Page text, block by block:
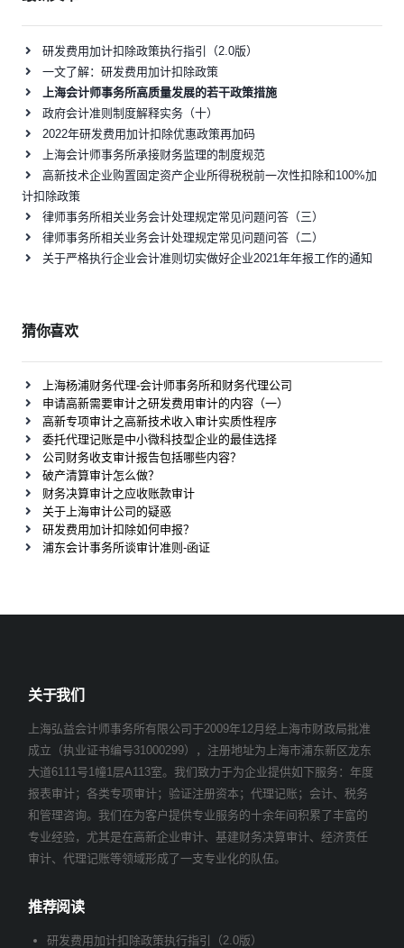
研发费用加计扣除政策执行指引（2.0版）
一文了解：研发费用加计扣除政策
上海会计师事务所高质量发展的若干政策措施
政府会计准则制度解释实务（十）
2022年研发费用加计扣除优惠政策再加码
上海会计师事务所承接财务监理的制度规范
高新技术企业购置固定资产企业所得税税前一次性扣除和100%加
计扣除政策
律师事务所相关业务会计处理规定常见问题问答（三）
律师事务所相关业务会计处理规定常见问题问答（二）
关于严格执行企业会计准则切实做好企业2021年年报工作的通知
猜你喜欢
上海杨浦财务代理-会计师事务所和财务代理公司
申请高新需要审计之研发费用审计的内容（一）
高新专项审计之高新技术收入审计实质性程序
委托代理记账是中小微科技型企业的最佳选择
公司财务收支审计报告包括哪些内容？
破产清算审计怎么做？
财务决算审计之应收账款审计
关于上海审计公司的疑惑
研发费用加计扣除如何申报？
浦东会计事务所谈审计准则-函证
关于我们
上海弘益会计师事务所有限公司于2009年12月经上海市财政局批准
成立（执业证书编号31000299），注册地址为上海市浦东新区龙东
大道6111号1幢1层A113室。我们致力于为企业提供如下服务：年度
报表审计；各类专项审计；验证注册资本；代理记账；会计、税务
和管理咨询。我们在为客户提供专业服务的十余年间积累了丰富的
专业经验，尤其是在高新企业审计、基建财务决算审计、经济责任
审计、代理记账等领域形成了一支专业化的队伍。
推荐阅读
研发费用加计扣除政策执行指引（2.0版）